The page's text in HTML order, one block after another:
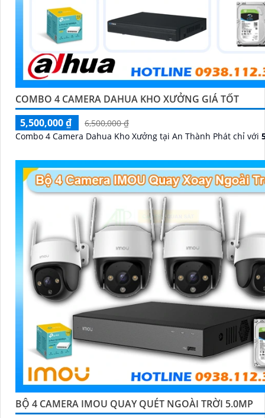
COMBO 4 CAMERA DAHUA KHO XƯỞNG GIÁ TỐT
5,500,000 ₫
6,500,000 ₫
Combo 4 Camera Dahua Kho Xưởng tại An Thành Phát chỉ với
BỘ 4 CAMERA IMOU QUAY QUÉT NGOÀI TRỜI 5.0MP